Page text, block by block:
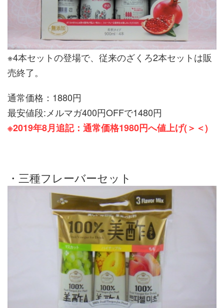
※4本セットの登場で、従来のざくろ2本セットは販
売終了。
通常価格：1880円
最安値段:メルマガ400円OFFで1480円
※2019年8月追記：通常価格1980円へ値上げ(＞＜)
・三種フレーバーセット